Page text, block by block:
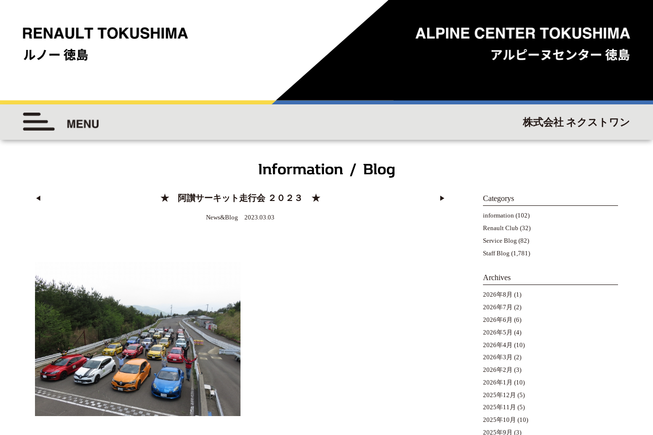
株式会社 ネクストワン
◀︎ ★ 阿讃サーキット走行会 ２０２３ ★
News&Blog 2023.03.03
▶︎ Categorys
information(102)
Renault Club (32)
Service Blog (82)
Staff Blog (1,781)
Archives
2026年8月 (1)
2026年7月 (2)
2026年6月 (6)
2026年5月 (4)
2026年4月 (10)
2026年3月 (2)
2026年2月 (3)
2026年1月 (10)
2025年12月 (5)
2025年11月 (5)
2025年10月 (10)
2025年9月 (3)